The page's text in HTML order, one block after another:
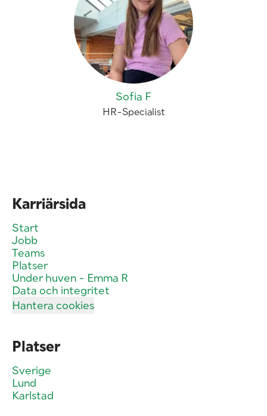
Sofia F
HR-Specialist
Karriärsida
Start
Jobb
Teams
Platser
Under huven - Emma R
Data och integritet
Hantera cookies
Platser
Sverige
Lund
Karlstad